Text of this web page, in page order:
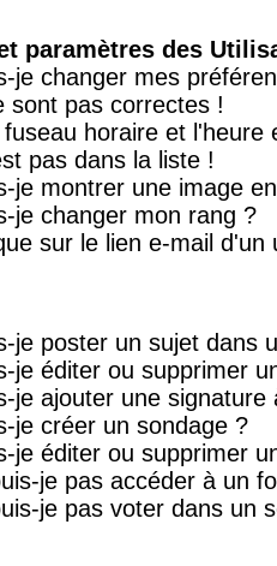
paramètres des
je changer mes
sont pas correctes !
horaire et l'heure
pas dans la liste !
je montrer une image
je changer mon rang ?
sur le lien e-mail
je poster un sujet dans
je éditer ou supprimer
je ajouter une signature
je créer un sondage ?
je éditer ou supprimer
je pas accéder à un
je pas voter dans un